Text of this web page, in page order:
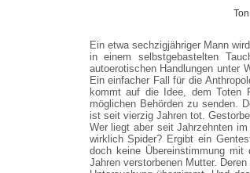
Ton
Ein etwa sechzigjähriger Mann
in einem selbstgebastelten
autoerotischen Handlungen unter
Ein einfacher Fall für die
kommt auf die Idee, dem Toten
möglichen Behörden zu senden.
ist seit vierzig Jahren tot.
Wer liegt aber seit Jahrzehnten
wirklich Spider? Ergibt ein
doch keine Übereinstimmung mit
Jahren verstorbenen Mutter.